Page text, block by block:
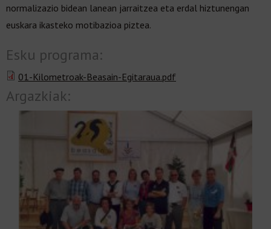
normalizazio bidean lanean jarraitzea eta erdal hiztunengan
euskara ikasteko motibazioa piztea.
Esku programa:
01-Kilometroak-Beasain-Egitaraua.pdf
Argazkiak: